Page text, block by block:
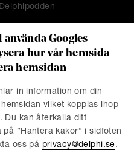
Delphipodden
Googles
hur vår hemsida
hemsidan
in information om din
vilket kopplas ihop
Du kan återkalla ditt
”Hantera kakor” i sidfoten
oss på privacy@delphi.se.